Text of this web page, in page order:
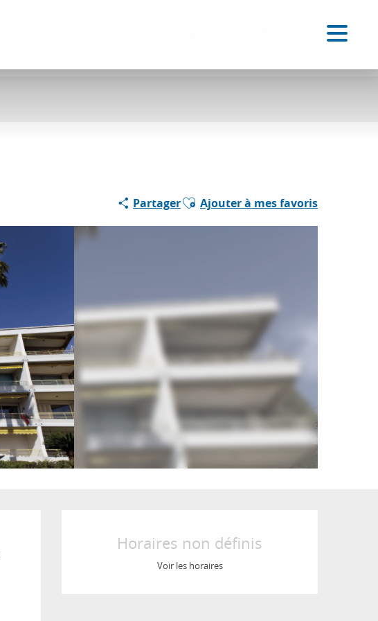
PartagerAjouter aux favoris
Ajouter à mes favoris
Ouverture et
Horaires non définis
Voir les horaires